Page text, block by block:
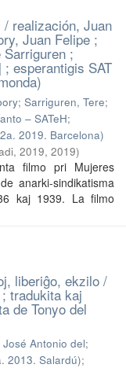
realización, Juan
Juan Felipe ;
;
esperantigis SAT
; Sarriguren, Tere;
– SATeH;
2019. Barcelona)
2019, 2019)
filmo pri Mujeres
anarki-sindikatisma
kaj 1939. La filmo
liberiĝo, ekzilo /
tradukita kaj
de Tonyo del
José Antonio del;
2013. Salardú);